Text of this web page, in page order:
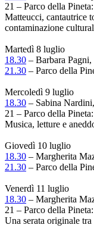
21 – Parco della
Matteucci, cantautrice
contaminazione
Martedì 8 luglio
18.30 – Barbara Pagni,
21.30 – Parco della
Mercoledì 9 luglio
18.30 – Sabina
21 – Parco della
Musica, letture e
Giovedì 10 luglio
18.30 – Margherita
21.30 – Parco della
Venerdì 11 luglio
18.30 – Margherita
21 – Parco della
Una serata originale